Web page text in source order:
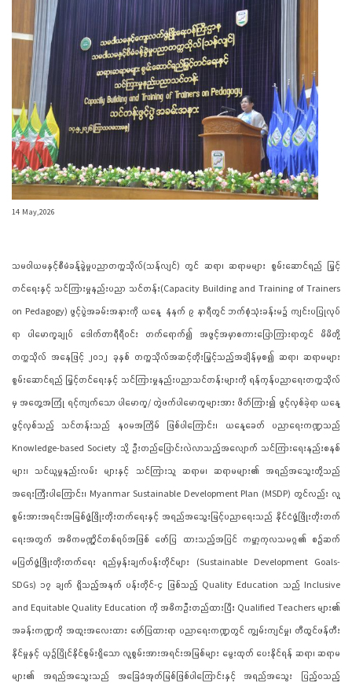
14 May,2026
သမဝါယမနှင့်စီမံခန့်ခွဲမှုပညာတက္ကသိုလ်(သန်လျင်) တွင် ဆရာ၊ ဆရာမများ စွမ်းဆောင်ရည် မြှင့်
တင်ရေးနှင့် သင်ကြားမှုနည်းပညာ သင်တန်း(Capacity Building and Training of Trainers
on Pedagogy) ဖွင့်ပွဲအခမ်းအနားကို ယနေ့ နံနက် ၉ နာရီတွင် ဘက်စုံသုံးခန်းမ၌ ကျင်းပပြုလုပ်
ရာ ပါမောက္ခချုပ် ဒေါက်တာရီရီဝင်း တက်ရောက်၍ အဖွင့်အမှာစကားပြောကြားရာတွင် မိမိတို့
တက္ကသိုလ် အနေဖြင့် ၂၀၁၂ ခုနှစ် တက္ကသိုလ်အဆင့်တိုးမြှင့်သည့်အချိန်မှစ၍ ဆရာ၊ ဆရာမများ
စွမ်းဆောင်ရည် မြှင့်တင်ရေးနှင့် သင်ကြားမှုနည်းပညာသင်တန်းများကို ရန်ကုန်ပညာရေးတက္ကသိုလ်
မှ အတွေ့အကြုံ ရင့်ကျက်သော ပါမောက္ခ/ တွဲဖက်ပါမောက္ခများအား ဖိတ်ကြား၍ ဖွင့်လှစ်ခဲ့ရာ ယနေ့
ဖွင့်လှစ်သည့် သင်တန်းသည် နဝမအကြိမ် ဖြစ်ပါကြောင်း၊ ယနေ့ခေတ် ပညာရေးကဏ္ဍသည်
Knowledge-based Society သို့ ဦးတည်ပြောင်းလဲလာသည့်အလျောက် သင်ကြားရေးနည်းစနစ်
များ၊ သင်ယူမှုနည်းလမ်း များနှင့် သင်ကြားသူ ဆရာမ၊ ဆရာမများ၏ အရည်အသွေးတို့သည်
အရေးကြီးပါကြောင်း၊ Myanmar Sustainable Development Plan (MSDP) တွင်လည်း လူ့
စွမ်းအားအရင်းအမြစ်ဖွံ့ဖြိုးတိုးတက်ရေးနှင့် အရည်အသွေးမြင့်ပညာရေးသည် နိုင်ငံဖွံ့ဖြိုးတိုးတက်
ရေးအတွက် အဓိကမဏ္ဍိုင်တစ်ရပ်အဖြစ် ဖော်ပြ ထားသည့်အပြင် ကမ္ဘာ့ကုလသမဂ္ဂ၏ စဉ်ဆက်
မပြတ်ဖွံ့ဖြိုးတိုးတက်ရေး ရည်မှန်းချက်ပန်းတိုင်များ (Sustainable Development Goals-
SDGs) ၁၇ ချက် ရှိသည့်အနက် ပန်းတိုင်-၄ ဖြစ်သည့် Quality Education သည် Inclusive
and Equitable Quality Education ကို အဓိကဦးတည်ထားပြီး Qualified Teachers များ၏
အခန်းကဏ္ဍကို အထူးအလေးထား ဖော်ပြထားရာ ပညာရေးကဏ္ဍတွင် ကျွမ်းကျင်မှု၊ တီထွင်ဖန်တီး
နိုင်မှုနှင့် ယှဉ်ပြိုင်နိုင်စွမ်းရှိသော လူ့စွမ်းအားအရင်းအမြစ်များ မွေးထုတ် ပေးနိုင်ရန် ဆရာ၊ ဆရာမ
များ၏ အရည်အသွေးသည် အခြေခံအုတ်မြစ်ဖြစ်ပါကြောင်းနှင့် အရည်အသွေး ပြည့်ဝသည့်